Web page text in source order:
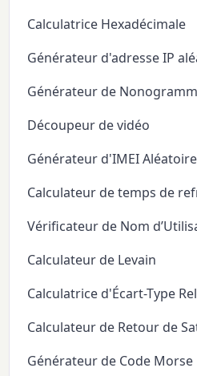
Calculatrice Hexadécimale
Générateur d'adresse IP
Générateur de
Découpeur de vidéo
Générateur d'IMEI Aléatoire
Calculateur de temps de
Vérificateur de Nom
Calculateur de Levain
Calculatrice d'Écart-Type
Calculateur de Retour de
Générateur de Code Morse